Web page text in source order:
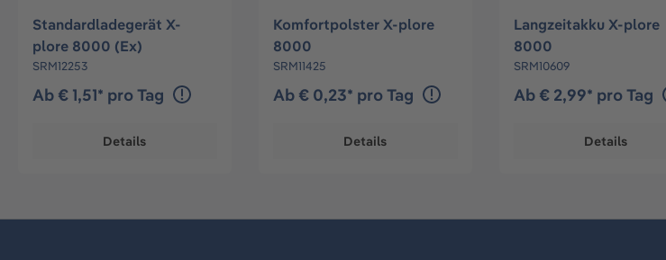
Standardladegerät X-
plore 8000 (Ex)
SRM12253
Ab € 1,51* pro Tag
Details
Komfortpolster X-plore
8000
SRM11425
Ab € 0,23* pro Tag
Details
Langzeitakku X-plore
8000
SRM10609
Ab € 2,99* pro Tag
Details